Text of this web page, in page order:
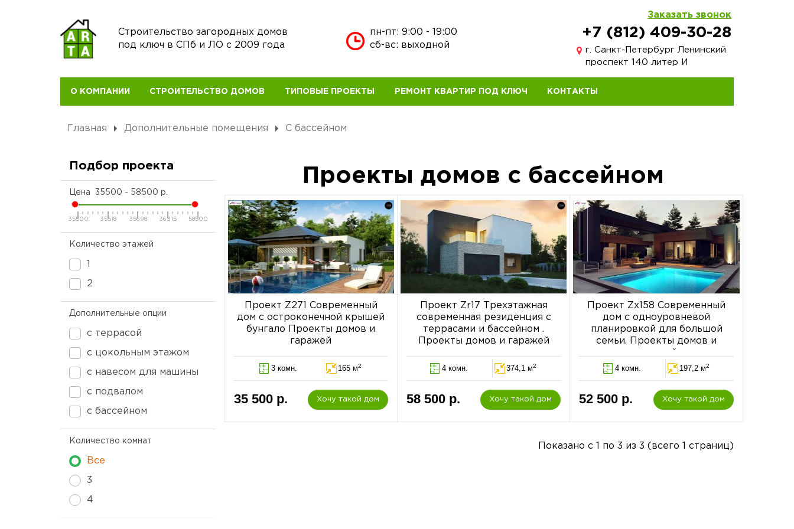
Строительство загородных домов
под ключ в СПб и ЛО с 2009 года
пн-пт: 9:00 - 19:00
сб-вс: выходной
Заказать звонок
+7 (812) 409-30-28
г. Санкт-Петербург Ленинский
проспект 140 литер И
О КОМПАНИИ СТРОИТЕЛЬСТВО ДОМОВ ТИПОВЫЕ ПРОЕКТЫ РЕМОНТ КВАРТИР ПОД КЛЮЧ КОНТАКТЫ
Главная Дополнительные помещения С бассейном
Подбор проекта
Цена 35500 - 58500 р.
35500 35518 35698 36315 58500
Количество этажей
2
Дополнительные опции
с террасой
с цокольным этажом
с навесом для машины
с подвалом
с бассейном
Количество комнат
Все
3
4
Проекты домов с бассейном
Проект Z271 Современный
дом с остроконечной крышей
бунгало Проекты домов и
гаражей
3 комн. 165 м2
35 500 р. Хочу такой дом
Проект Zr17 Трехэтажная
современная резиденция с
террасами и бассейном .
Проекты домов и гаражей
4 комн. 374,1 м2
58 500 р. Хочу такой дом
Проект Zx158 Современный
дом с одноуровневой
планировкой для большой
семьи. Проекты домов и
гаражей
4 комн.
197,2 м2
52 500 р. Хочу такой дом
Показано с 1 по 3 из 3 (всего 1 страниц)